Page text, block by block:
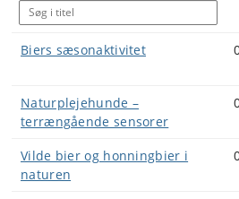
Biers sæsonaktivitet
Naturplejehunde –
terrængående sensorer
Vilde bier og honningbier i
naturen